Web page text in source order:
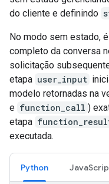
do cliente e definindo
No modo sem estado,
completo da conversa
solicitação
etapa user_input
modelo retornadas na
e function_call )
etapa
executada.
Python